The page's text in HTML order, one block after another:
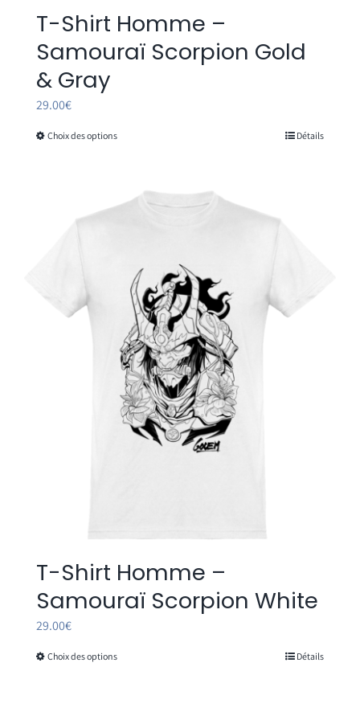
T-Shirt Homme –
Samouraï Scorpion Gold
& Gray
29.00€
Choix des optionsCe
plusieurs
options
peuvent
être
choisies
sur
la
page
du
Détails
T-Shirt Homme –
Samouraï Scorpion White
29.00€
Choix des optionsCe
Détails